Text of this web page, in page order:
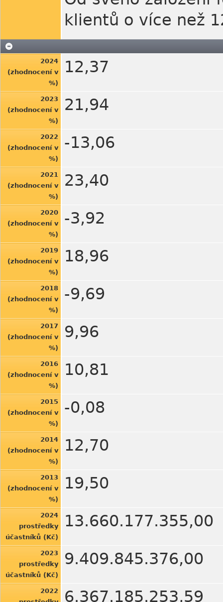
klientů o více než
2024
(zhodnocení v
%)
12,37
2023
(zhodnocení v
%)
21,94
2022
(zhodnocení v
%)
-13,06
2021
(zhodnocení v
%)
23,40
2020
(zhodnocení v
%)
-3,92
2019
(zhodnocení v
%)
18,96
2018
(zhodnocení v
%)
-9,69
2017
(zhodnocení v
%)
9,96
2016
(zhodnocení v
%)
10,81
2015
(zhodnocení v
%)
-0,08
2014
(zhodnocení v
%)
12,70
2013
(zhodnocení v
%)
19,50
2024
prostředky
účastníků (Kč)
13.660.177.355,00
2023
prostředky
účastníků (Kč)
9.409.845.376,00
2022
6.367.185.253,59